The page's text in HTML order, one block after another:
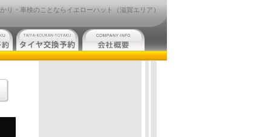
り・車検のことならイエローハット（滋賀エリア）